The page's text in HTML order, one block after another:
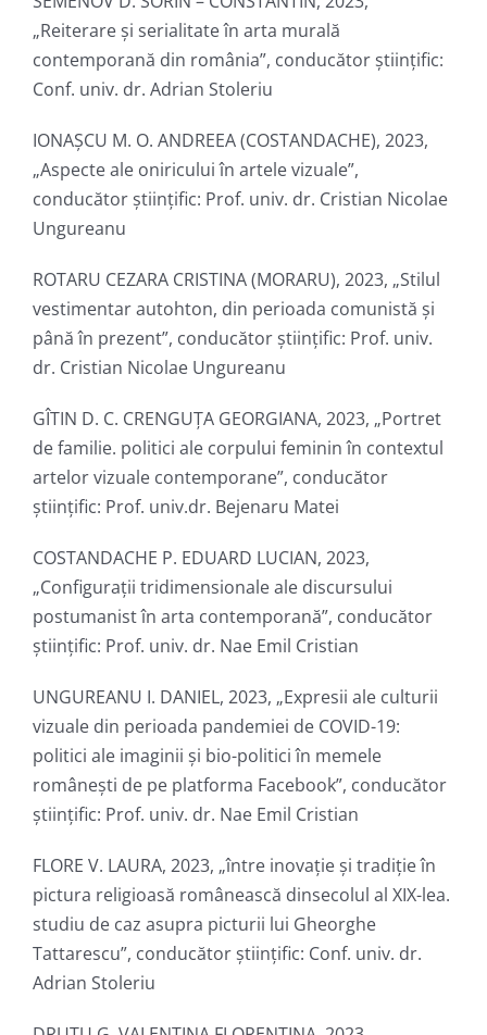
„Reiterare și serialitate în arta murală
contemporană din românia”, conducător ştiinţific:
Conf. univ. dr. Adrian Stoleriu
IONAȘCU M. O. ANDREEA (COSTANDACHE), 2023,
„Aspecte ale oniricului în artele vizuale”,
conducător ştiinţific: Prof. univ. dr. Cristian Nicolae
Ungureanu
ROTARU CEZARA CRISTINA (MORARU), 2023, „Stilul
vestimentar autohton, din perioada comunistă și
până în prezent”, conducător ştiinţific: Prof. univ.
dr. Cristian Nicolae Ungureanu
GÎTIN D. C. CRENGUȚA GEORGIANA, 2023, „Portret
de familie. politici ale corpului feminin în contextul
artelor vizuale contemporane”, conducător
ştiinţific: Prof. univ.dr. Bejenaru Matei
COSTANDACHE P. EDUARD LUCIAN, 2023,
„Configurații tridimensionale ale discursului
postumanist în arta contemporană”, conducător
ştiinţific: Prof. univ. dr. Nae Emil Cristian
UNGUREANU I. DANIEL, 2023, „Expresii ale culturii
vizuale din perioada pandemiei de COVID-19:
politici ale imaginii și bio-politici în memele
românești de pe platforma Facebook”, conducător
ştiinţific: Prof. univ. dr. Nae Emil Cristian
FLORE V. LAURA, 2023, „între inovație și tradiție în
pictura religioasă românească dinsecolul al XIX-lea.
studiu de caz asupra picturii lui Gheorghe
Tattarescu”, conducător ştiinţific: Conf. univ. dr.
Adrian Stoleriu